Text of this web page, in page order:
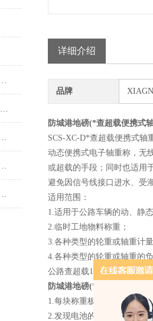
携式汽车磅）牡丹电子防爆吊称维修
20吨吊磅秤 20T吊磅秤 香川吊磅秤,30吨吊磅秤 30T吊磅秤，香川吊磅秤*
使用中的必要性和重要性
携式地磅）阜康便携式地磅）策勒便携式地磅维修
青河电子防爆磅秤）若羌防腐蚀钢瓶秤维修
详细介绍
品牌
防城港地磅(*查超载便携式
SCS-XC-D*查超载便携式轴
动态便携式电子轴重称，无
或超载的手段；同时也适用
避免因信号线接口进水、受
适用范围：
1.适用于公路车辆的动、静态
2.临时工地物料称重；
3.各种类型的轮重或轴重计量
4.各种类型的轮重或轴重的
公路查超载100吨无线汽车
防城港地磅(*查超载便携式
1.每块称重板的传感器接头
2.发现电池的电量不足时，